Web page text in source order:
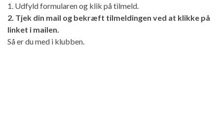
1. Udfyld formularen og klik på tilmeld.
2. Tjek din mail og bekræft tilmeldingen ved at klikke på
linket i mailen.
Så er du med i klubben.